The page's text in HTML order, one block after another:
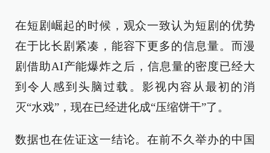
在短剧崛起的时候，观众一致认为短剧的优势
在于比长剧紧凑，能容下更多的信息量。而漫
剧借助AI产能爆炸之后，信息量的密度已经大
到令人感到头脑过载。影视内容从最初的消
灭“水戏”，现在已经进化成“压缩饼干”了。
数据也在佐证这一结论。在前不久举办的中国